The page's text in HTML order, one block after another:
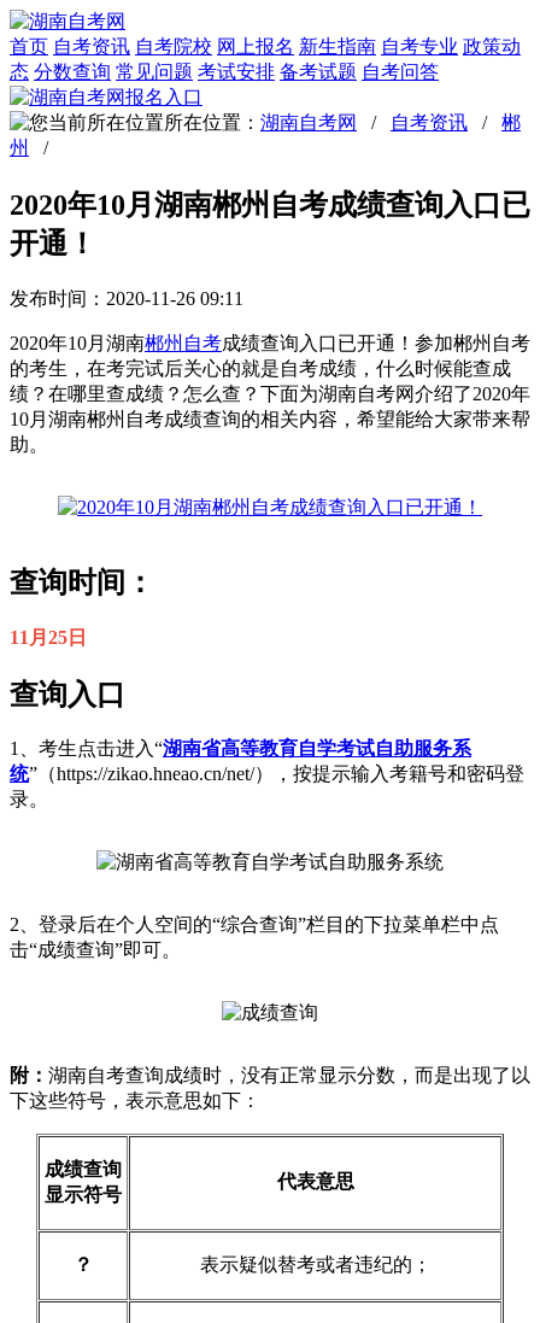
首页 自考资讯 自考院校 网上报名 新生指南 自考专业 政策动
态 分数查询 常见问题 考试安排 备考试题 自考问答
所在位置： 湖南自考网 / 自考资讯 / 郴
州
/
2020年10月湖南郴州自考成绩查询入口已
开通！
发布时间：2020-11-26 09:11
2020年10月湖南郴州自考成绩查询入口已开通！参加郴州自考
的考生，在考完试后关心的就是自考成绩，什么时候能查成
绩？在哪里查成绩？怎么查？下面为湖南自考网介绍了2020年
10月湖南郴州自考成绩查询的相关内容，希望能给大家带来帮
助。
查询时间：
11月25日
查询入口
1、考生点击进入“湖南省高等教育自学考试自助服务系
统”（https://zikao.hneao.cn/net/），按提示输入考籍号和密码登
录。
2、登录后在个人空间的“综合查询”栏目的下拉菜单栏中点
击“成绩查询”即可。
附： 湖南自考查询成绩时，没有正常显示分数，而是出现了以
下这些符号，表示意思如下：
成绩查询
显示符号
代表意思
？ 表示疑似替考或者违纪的；